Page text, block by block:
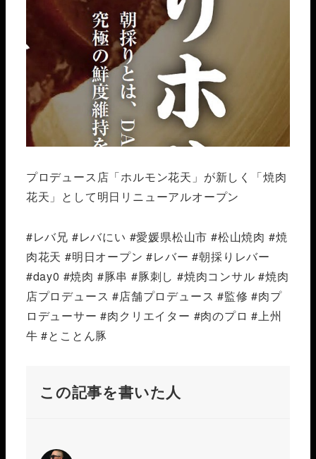
プロデュース店「ホルモン花天」が新しく「焼肉
花天」として明日リニューアルオープン️
#レバ兄 #レバにい #愛媛県松山市 #松山焼肉 #焼
肉花天 #明日オープン #レバー #朝採りレバー
#day0 #焼肉 #豚串 #豚刺し #焼肉コンサル #焼肉
店プロデュース #店舗プロデュース #監修 #肉プ
ロデューサー #肉クリエイター #肉のプロ #上州
牛 #とことん豚
この記事を書いた人